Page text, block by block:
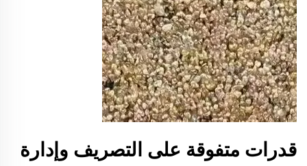
قدرات متفوقة على التصريف وإدارة